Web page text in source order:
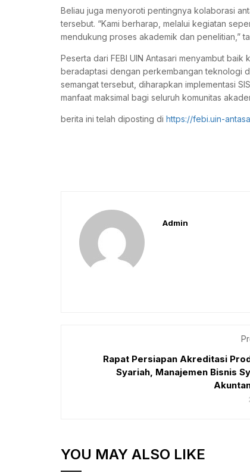
Beliau juga menyoroti pentingnya kolaborasi
tersebut. “Kami berharap, melalui kegiatan
mendukung proses akademik dan penelitian,”
Peserta dari FEBI UIN Antasari menyambut
beradaptasi dengan perkembangan teknologi
semangat tersebut, diharapkan implementasi
manfaat maksimal bagi seluruh komunitas
berita ini telah diposting di https://febi.uin-
Admin
Rapat Persiapan Akreditasi
Syariah, Manajemen Bisnis
YOU MAY ALSO LIKE